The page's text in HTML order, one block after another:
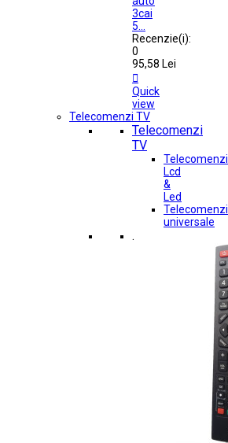
3cai
5...
Recenzie(i):
0
95,58 Lei

Quick
view
Telecomenzi TV
Telecomenzi
TV
Telecomenzi
Lcd
&
Led
Telecomenzi
universale
.